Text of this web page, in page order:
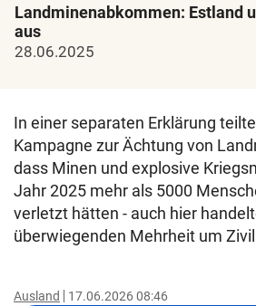
Landminenabkommen: Estland
aus
28.06.2025
In einer separaten Erklärung
Kampagne zur Ächtung von
dass Minen und explosive
Jahr 2025 mehr als 5000
verletzt hätten - auch hier
überwiegenden Mehrheit um
Ausland 17.06.2026 08:46